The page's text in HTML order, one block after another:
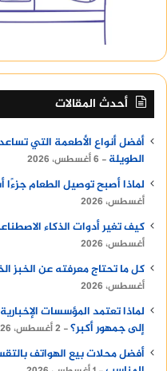
رؤية الجامعة لتطوير
تسعى جامعة الملك
التعليم العالي.
“بانر”، و”مودل” يعكس
تعليمية تتسم بالمرونة
في تحضير الطلاب بشكل
وتزويدهم بالمهارات
التحديات المستقبلية.
جامعة الملك فيصل
في المملكة. من خلال
وإطلاق أنظمة رقمية
تعلم مرنة وغنية
أهدافهم الأكاديمية
أحدث المقالات
أفضل أنواع الأطعمة التي
الطويلة
6 أغسطس، 2026
لماذا أصبح توصيل الطعام جزءًا
أغسطس، 2026
كيف تغير أدوات الذكاء
أغسطس، 2026
كل ما تحتاج معرفته عن الخبز
أغسطس، 2026
إلى جمهور أكبر؟ 2 أغسطس، 2026
أفضل محلات بيع الهواتف